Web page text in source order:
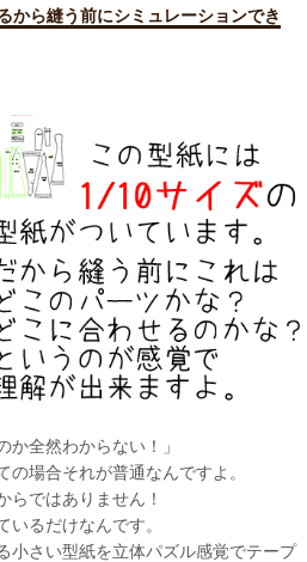
から縫う前にシミュレーションでき
か全然わからない！」
場合それが普通なんですよ。
らではありません！
るだけなんです。
小さい型紙を立体パズル感覚でテープ